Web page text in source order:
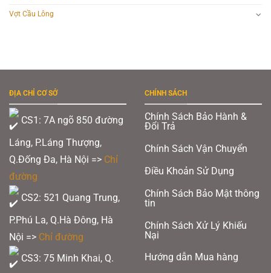
Vợt Cầu Lông
ĐỊA CHỈ CƠ SỞ
CS1: 7A ngõ 850 đường
Láng, P.Láng Thượng,
Q.Đống Đa, Hà Nội => Chỉ
đường
CS2: 521 Quang Trung,
P.Phú La, Q.Hà Đông, Hà
Nội => Chỉ đường
CS3: 75 Minh Khai, Q.
CHÍNH SÁCH
Chính Sách Bảo Hành &
Đổi Trả
Chính Sách Vận Chuyển
Điều Khoản Sử Dụng
Chính Sách Bảo Mật thông
tin
Chính Sách Xử Lý Khiếu
Nại
Hướng dẫn Mua hàng